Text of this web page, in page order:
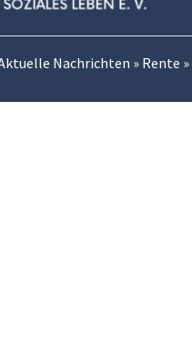
Nachrichten » Rente »